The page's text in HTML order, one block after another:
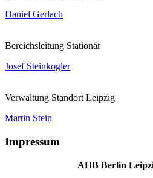
Daniel Gerlach
Bereichsleitung Stationär
Josef Steinkogler
Verwaltung Standort Leipzig
Martin Stein
Impressum
AHB Berlin